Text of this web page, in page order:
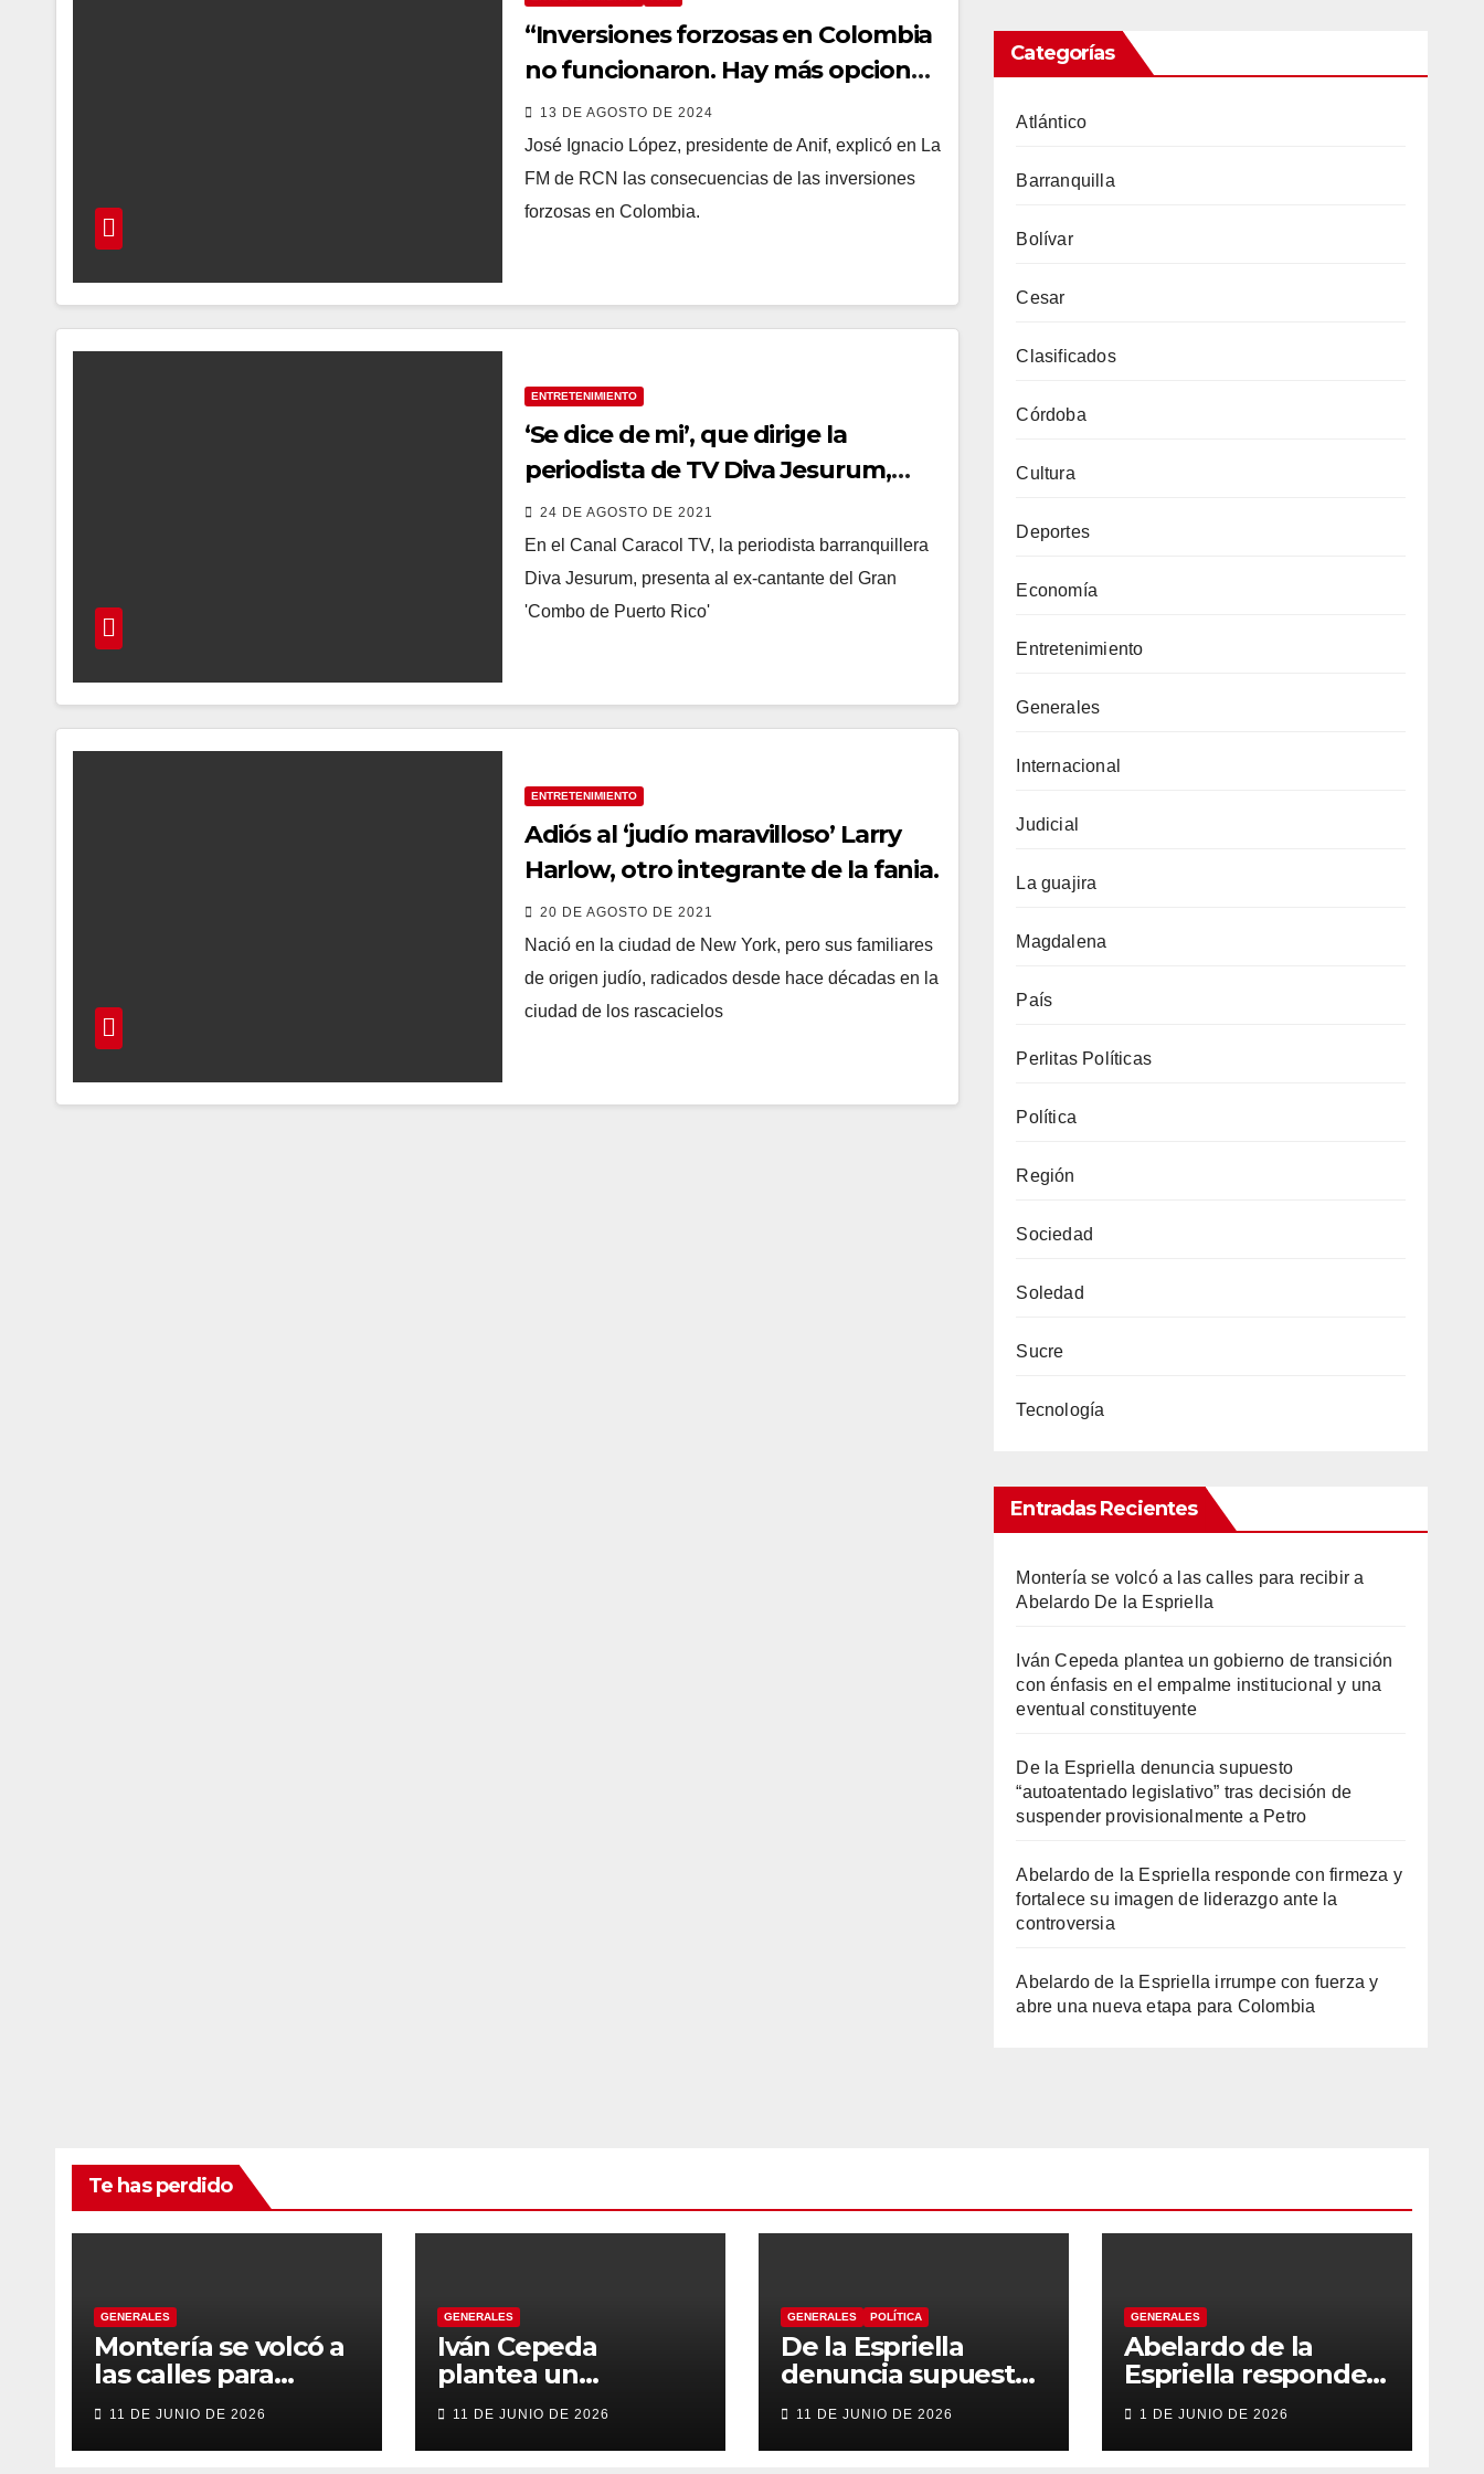
“Inversiones forzosas en Colombia
no funcionaron. Hay más opciones
para reactivar la economía”: Anif
13 DE AGOSTO DE 2024
José Ignacio López, presidente de Anif, explicó en La
FM de RCN las consecuencias de las inversiones
forzosas en Colombia.
ENTRETENIMIENTO
‘Se dice de mi’, que dirige la
periodista de TV Diva Jesurum,
presenta al gran Charlie Aponte.
invitado especial el empresario
Enrique Chapman.
24 DE AGOSTO DE 2021
En el Canal Caracol TV, la periodista barranquillera
Diva Jesurum, presenta al ex-cantante del Gran
'Combo de Puerto Rico'
ENTRETENIMIENTO
Adiós al ‘judío maravilloso’ Larry
Harlow, otro integrante de la fania.
20 DE AGOSTO DE 2021
Nació en la ciudad de New York, pero sus familiares
de origen judío, radicados desde hace décadas en la
ciudad de los rascacielos
Categorías
Atlántico
Barranquilla
Bolívar
Cesar
Clasificados
Córdoba
Cultura
Deportes
Economía
Entretenimiento
Generales
Internacional
Judicial
La guajira
Magdalena
País
Perlitas Políticas
Política
Región
Sociedad
Soledad
Sucre
Tecnología
Entradas Recientes
Montería se volcó a las calles para recibir a
Abelardo De la Espriella
Iván Cepeda plantea un gobierno de transición
con énfasis en el empalme institucional y una
eventual constituyente
De la Espriella denuncia supuesto
“autoatentado legislativo” tras decisión de
suspender provisionalmente a Petro
Abelardo de la Espriella responde con firmeza y
fortalece su imagen de liderazgo ante la
controversia
Abelardo de la Espriella irrumpe con fuerza y
abre una nueva etapa para Colombia
Te has perdido
GENERALES
Montería se volcó a
las calles para
recibir a Abelardo
De la Espriella
11 DE JUNIO DE 2026
GENERALES
Iván Cepeda
plantea un
gobierno de
transición con
énfasis en el
11 DE JUNIO DE 2026
GENERALES POLÍTICA
De la Espriella
denuncia supuesto
“autoatentado
legislativo” tras
decisión de
11 DE JUNIO DE 2026
GENERALES
Abelardo de la
Espriella responde
con firmeza y
fortalece su imagen
de liderazgo ante la
1 DE JUNIO DE 2026